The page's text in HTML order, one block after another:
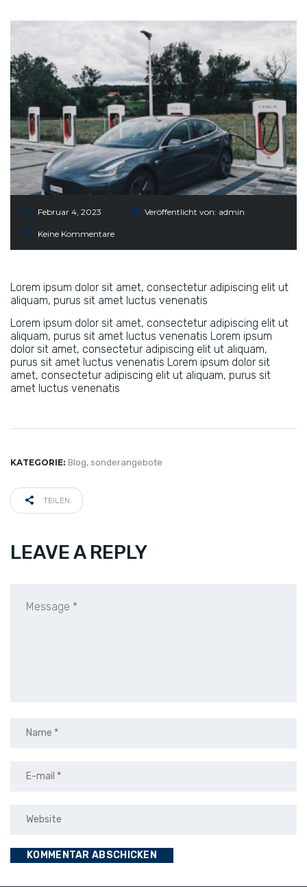
Februar 4, 2023 Veröffentlicht von: admin
Keine Kommentare
Lorem ipsum dolor sit amet, consectetur adipiscing elit ut
aliquam, purus sit amet luctus venenatis
Lorem ipsum dolor sit amet, consectetur adipiscing elit ut
aliquam, purus sit amet luctus venenatis Lorem ipsum
dolor sit amet, consectetur adipiscing elit ut aliquam,
purus sit amet luctus venenatis Lorem ipsum dolor sit
amet, consectetur adipiscing elit ut aliquam, purus sit
amet luctus venenatis
KATEGORIE: Blog, sonderangebote
TEILEN:
LEAVE A REPLY